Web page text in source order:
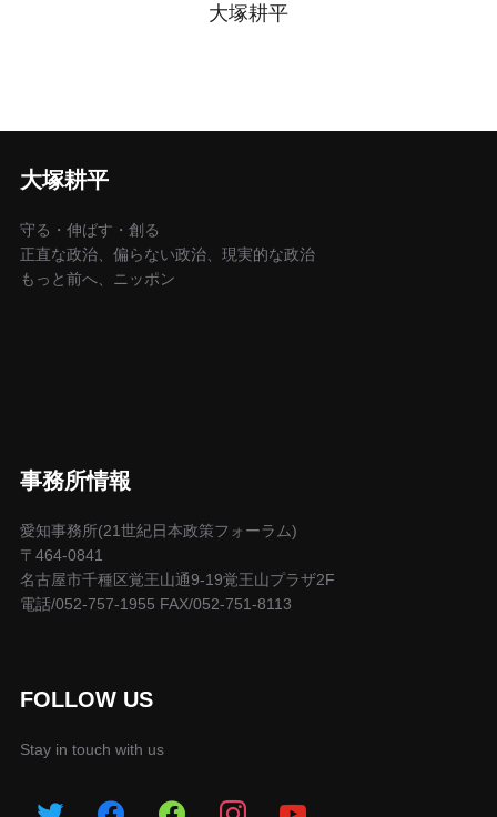
大塚耕平
大塚耕平
守る・伸ばす・創る
正直な政治、偏らない政治、現実的な政治
もっと前へ、ニッポン
事務所情報
愛知事務所(21世紀日本政策フォーラム)
〒464-0841
名古屋市千種区覚王山通9-19覚王山プラザ2F
電話/052-757-1955 FAX/052-751-8113
FOLLOW US
Stay in touch with us